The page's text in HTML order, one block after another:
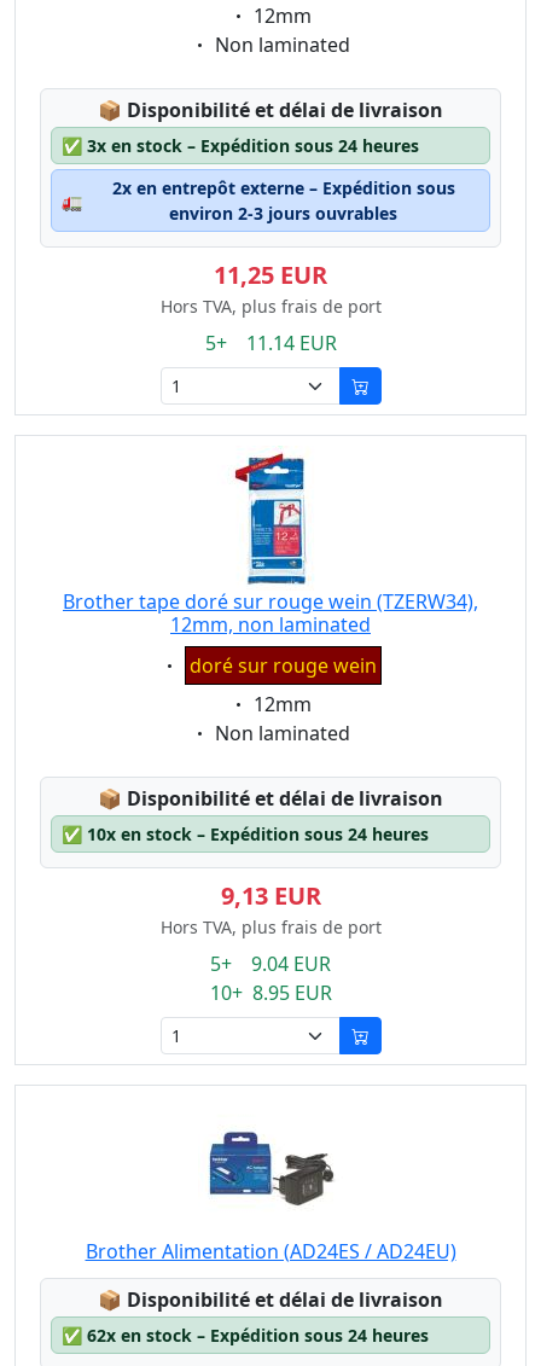
Eigenschaft:
12mm
Eigenschaft:
Non laminated
📦 Lagerstatus:
Disponibilité et délai de livraison
✅ 3x en stock – Expédition sous 24 heures
🚛
2x en entrepôt externe – Expédition sous
environ 2-3 jours ouvrables
11,25 EUR
Hors TVA, plus frais de port
5+ 11.14 EUR
Brother tape doré sur rouge wein (TZERW34),
12mm, non laminated
Eigenschaft:
doré sur rouge wein
Eigenschaft:
12mm
Eigenschaft:
Non laminated
📦 Lagerstatus:
Disponibilité et délai de livraison
✅ 10x en stock – Expédition sous 24 heures
9,13 EUR
Hors TVA, plus frais de port
5+ 9.04 EUR
10+ 8.95 EUR
Brother Alimentation (AD24ES / AD24EU)
📦 Lagerstatus:
Disponibilité et délai de livraison
✅ 62x en stock – Expédition sous 24 heures